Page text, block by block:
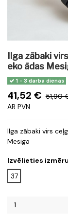
Ilga zābaki
eko ādas
1 - 3 darba dienas
41,52 € 51,90
AR PVN
Ilga zābaki virs
Mesiga
Izvēlieties izmēru
37